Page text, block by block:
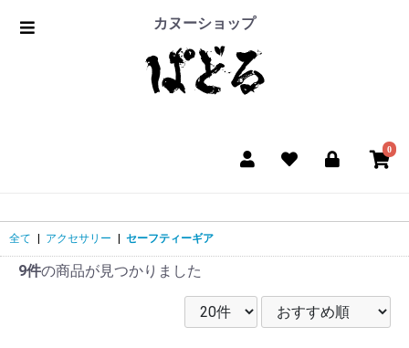
カヌーショップ
0
全て アクセサリー セーフティーギア
9件の商品が見つかりました